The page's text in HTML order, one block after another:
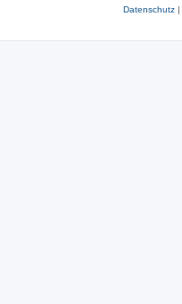
Datenschutz|